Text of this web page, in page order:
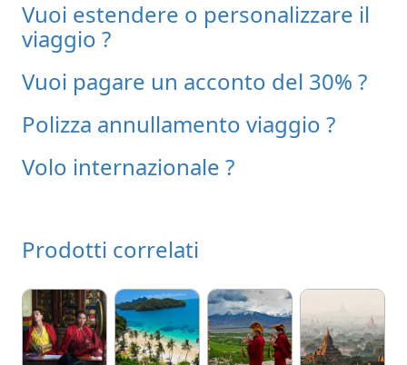
Vuoi estendere o personalizzare il
viaggio ?
Vuoi pagare un acconto del 30% ?
Polizza annullamento viaggio ?
Volo internazionale ?
Prodotti correlati